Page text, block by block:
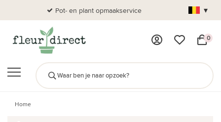
Pot- en plant opmaakservice ▾
0
Home